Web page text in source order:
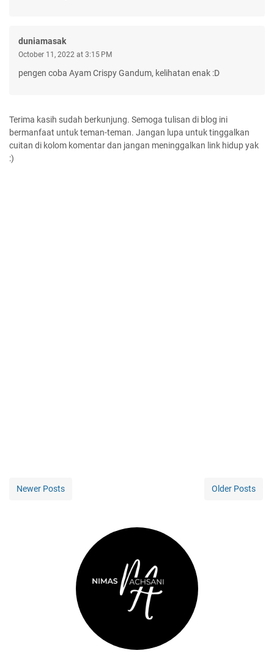
duniamasak
October 11, 2022 at 3:15 PM
pengen coba Ayam Crispy Gandum, kelihatan enak :D
Terima kasih sudah berkunjung. Semoga tulisan di blog ini
bermanfaat untuk teman-teman. Jangan lupa untuk tinggalkan
cuitan di kolom komentar dan jangan meninggalkan link hidup yak
:)
Newer Posts Older Posts